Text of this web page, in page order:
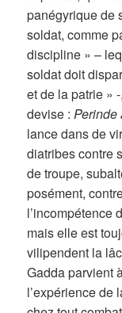
panégyrique de
soldat, comme
discipline » –
soldat doit
et de la patrie »
devise :Perinde
lance dans de
diatribes contre
de troupe,
posément,
l’incompétence
mais elle est
vilipendent la
Gadda parvient
l’expérience de